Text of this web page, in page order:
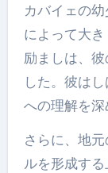
カバイェの
によって大
励ましは、
した。彼は
への理解を深
さらに、地
ルを形成す